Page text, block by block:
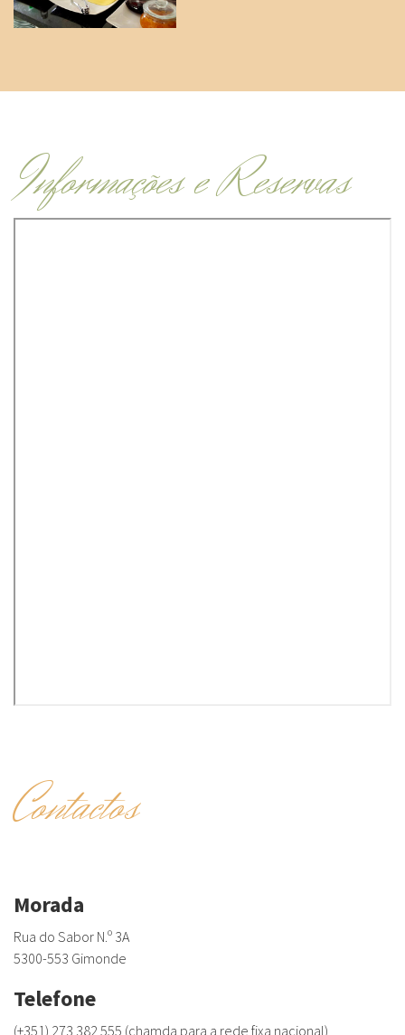
Informações e Reservas
Contactos
Morada
Rua do Sabor N.º 3A
5300-553 Gimonde
Telefone
(+351) 273 382 555 (chamda para a rede fixa nacional)